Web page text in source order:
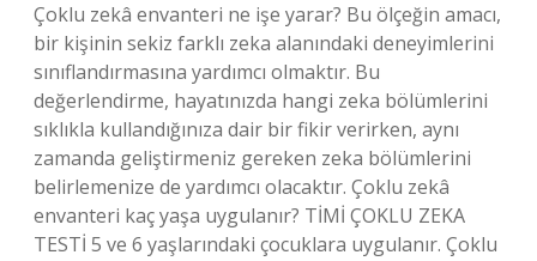
Çoklu zekâ envanteri ne işe yarar? Bu ölçeğin amacı,
bir kişinin sekiz farklı zeka alanındaki deneyimlerini
sınıflandırmasına yardımcı olmaktır. Bu
değerlendirme, hayatınızda hangi zeka bölümlerini
sıklıkla kullandığınıza dair bir fikir verirken, aynı
zamanda geliştirmeniz gereken zeka bölümlerini
belirlemenize de yardımcı olacaktır. Çoklu zekâ
envanteri kaç yaşa uygulanır? TİMİ ÇOKLU ZEKA
TESTİ 5 ve 6 yaşlarındaki çocuklara uygulanır. Çoklu